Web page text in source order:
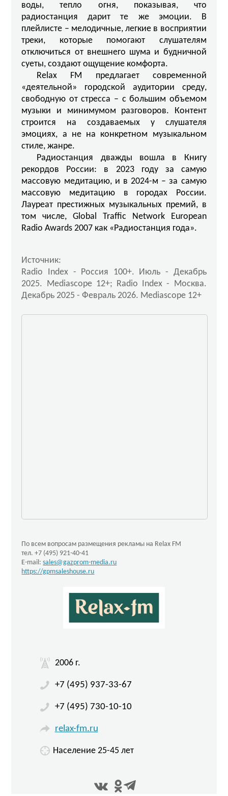
воды, тепло огня, показывая, что
радиостанция дарит те же эмоции. В
плейлисте – мелодичные, легкие в восприятии
треки, которые помогают слушателям
отключиться от внешнего шума и будничной
суеты, создают ощущение комфорта.
Relax FM предлагает современной
«деятельной» городской аудитории среду,
свободную от стресса – с большим объемом
музыки и минимумом разговоров. Контент
строится на создаваемых у слушателя
эмоциях, а не на конкретном музыкальном
стиле, жанре.
Радиостанция дважды вошла в Книгу
рекордов России: в 2023 году за самую
массовую медитацию, и в 2024-м – за самую
массовую медитацию в городах России.
Лауреат престижных музыкальных премий, в
том числе, Global Traffic Network European
Radio Awards 2007 как «Радиостанция года».
Источник:
Radio Index - Россия 100+. Июль - Декабрь
2025. Mediascope 12+; Radio Index - Москва.
Декабрь 2025 - Февраль 2026. Mediascope 12+
По всем вопросам размещения рекламы на Relax FM
тел. +7 (495) 921-40-41
E-mail:sales@gazprom-media.ru
https://gpmsaleshouse.ru
2006 г.
+7 (495) 937-33-67
+7 (495) 730-10-10
relax-fm.ru
Население 25-45 лет